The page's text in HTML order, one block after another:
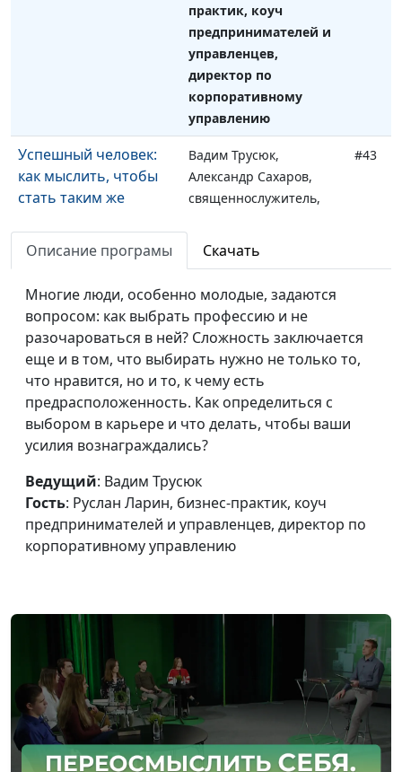
практик, коуч
предпринимателей и
управленцев,
директор по
корпоративному
управлению
Успешный человек:
как мыслить, чтобы
стать таким же
Вадим Трусюк,
Александр Сахаров,
священнослужитель,
#43
Как стать успешным
и не предать себя
Вадим Трусюк,
Александр Сахаров,
священнослужитель,
психолог, консультант
по семейным
взаимоотношениям
Свобода выбора: как
решение
Вадим Трусюк, Мария
консультант
Оптимизируй свой
мозг
Вадим Трусюк, Руслан
Ларин, бизнес-практик,
по корпоративному
#40
Честность: выгоды и
риски
Вадим Трусюк, Андрей
Качалаба,
священнослужитель,
доктор практического
#39
Описание програмы Скачать
Многие люди, особенно молодые, задаются
вопросом: как выбрать профессию и не
разочароваться в ней? Сложность заключается
еще и в том, что выбирать нужно не только то,
что нравится, но и то, к чему есть
предрасположенность. Как определиться с
выбором в карьере и что делать, чтобы ваши
усилия вознаграждались?
Ведущий: Вадим Трусюк
Гость: Руслан Ларин, бизнес-практик, коуч
предпринимателей и управленцев, директор по
корпоративному управлению